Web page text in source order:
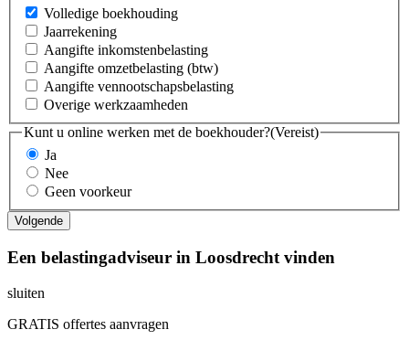
Volledige boekhouding
Jaarrekening
Aangifte inkomstenbelasting
Aangifte omzetbelasting (btw)
Aangifte vennootschapsbelasting
Overige werkzaamheden
Kunt u online werken met de boekhouder?(Vereist)
Ja
Nee
Geen voorkeur
Een belastingadviseur in Loosdrecht vinden
sluiten
GRATIS offertes aanvragen